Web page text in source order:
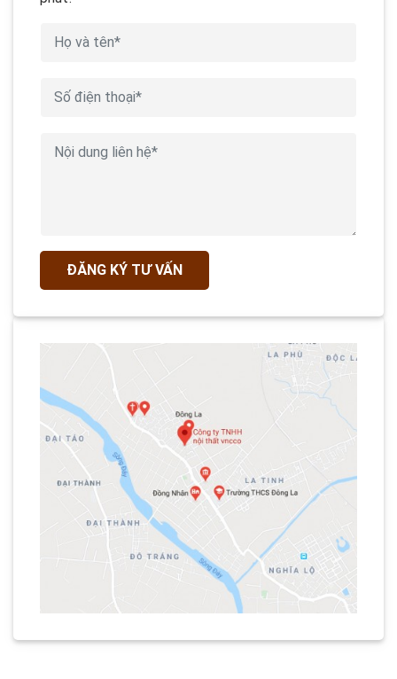
ĐĂNG KÝ TƯ VẤN